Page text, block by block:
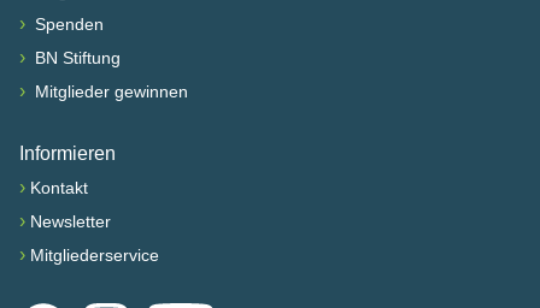
› Spenden
› BN Stiftung
› Mitglieder gewinnen
Informieren
› Kontakt
› Newsletter
› Mitgliederservice